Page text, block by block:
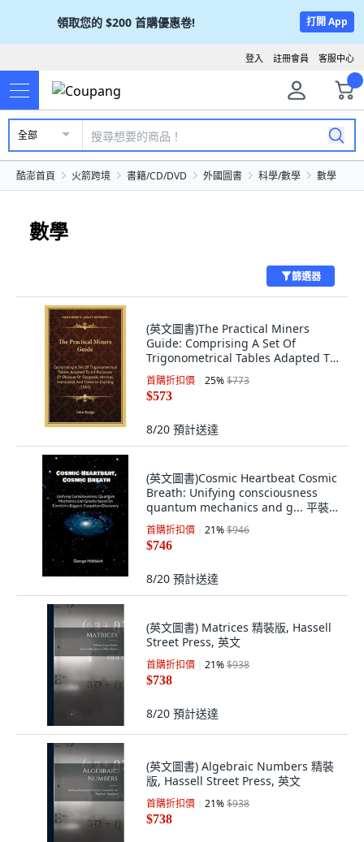
領取您的 $200 首購優惠卷! 打開 App
客服中心
註冊會員
登入
全部
酷澎首頁 火箭跨境 書籍/CD/DVD 外國圖書 科學/數學 數學
數學
篩選器
(英文圖書)The Practical Miners
Guide: Comprising A Set Of
Trigonometrical Tables Adapted T...
平裝版, 英文, Kessinger Publishing
首購折扣價 25%$773
$573
8/20 預計送達
(英文圖書)Cosmic Heartbeat Cosmic
Breath: Unifying consciousness
quantum mechanics and g... 平裝
版, Bod - Books on Demand, 英文
首購折扣價 21%$946
$746
8/20 預計送達
(英文圖書) Matrices 精裝版, Hassell
Street Press, 英文
首購折扣價 21%$938
$738
8/20 預計送達
(英文圖書) Algebraic Numbers 精裝
版, Hassell Street Press, 英文
首購折扣價 21%$938
$738